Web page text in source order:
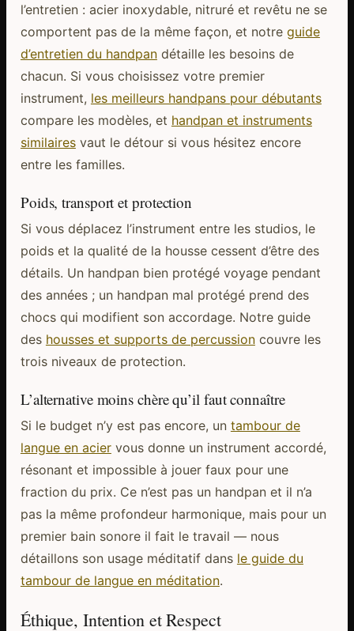
l’entretien : acier inoxydable, nitruré et revêtu ne se
comportent pas de la même façon, et notre guide
d’entretien du handpandétaille les besoins de
chacun. Si vous choisissez votre premier
instrument, les meilleurs handpans pour débutants
compare les modèles, et handpan et instruments
similairesvaut le détour si vous hésitez encore
entre les familles.
Poids, transport et protection
Si vous déplacez l’instrument entre les studios, le
poids et la qualité de la housse cessent d’être des
détails. Un handpan bien protégé voyage pendant
des années ; un handpan mal protégé prend des
chocs qui modifient son accordage. Notre guide
des housses et supports de percussioncouvre les
trois niveaux de protection.
L’alternative moins chère qu’il faut connaître
Si le budget n’y est pas encore, un tambour de
langue en aciervous donne un instrument accordé,
résonant et impossible à jouer faux pour une
fraction du prix. Ce n’est pas un handpan et il n’a
pas la même profondeur harmonique, mais pour un
premier bain sonore il fait le travail — nous
détaillons son usage méditatif dans le guide du
tambour de langue en méditation.
Éthique, Intention et Respect